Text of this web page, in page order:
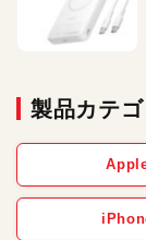
製品カテゴ